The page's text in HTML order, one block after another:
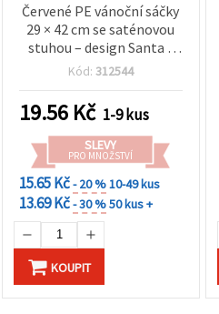
Červené PE vánoční sáčky
29 × 42 cm se saténovou
stuhou – design Santa s
dárky v čepici, balení
Kód: 312544
19.56 Kč 1-9 kus
SLEVY
PRO MNOŽSTVÍ
15.65 Kč- 20 %10-49 kus
13.69 Kč- 30 %50 kus +
KOUPIT